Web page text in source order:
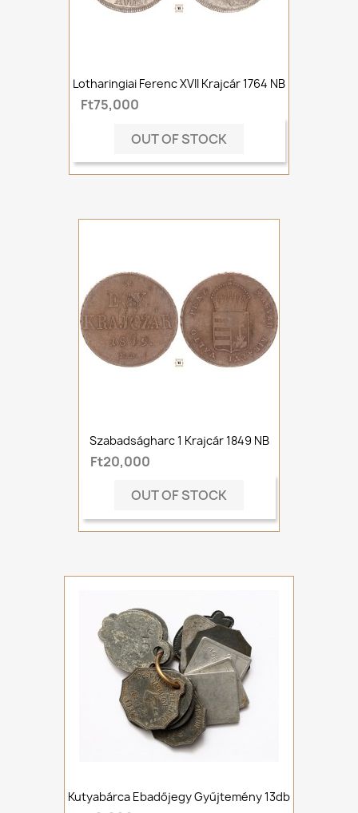
Lotharingiai Ferenc XVII Krajcár 1764 NB
Ft75,000
OUT OF STOCK
Szabadságharc 1 Krajcár 1849 NB
Ft20,000
OUT OF STOCK
Kutyabárca Ebadőjegy Gyűjtemény 13db